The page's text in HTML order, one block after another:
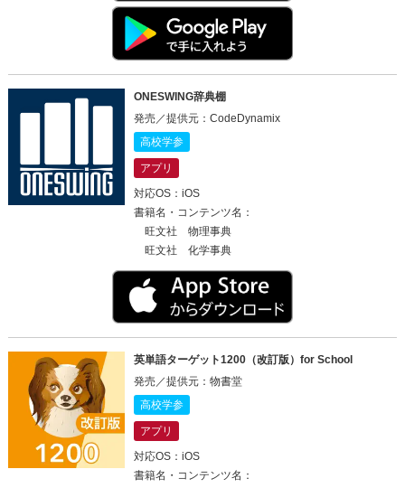
ONESWING辞典棚
発売／提供元：CodeDynamix
高校学参
アプリ
対応OS：iOS
書籍名・コンテンツ名：
旺文社 物理事典
旺文社 化学事典
英単語ターゲット1200（改訂版）for School
発売／提供元：物書堂
高校学参
アプリ
対応OS：iOS
書籍名・コンテンツ名：